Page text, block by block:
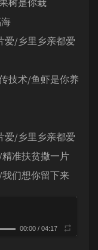
树是你栽
爱/乡里乡亲都爱
技术/鱼虾是你养
爱/乡里乡亲都爱
准扶贫撒一片
们想你留下来
00:00 / 04:17